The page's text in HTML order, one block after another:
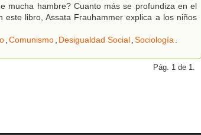
mucha hambre? Cuanto más se profundiza en el
libro, Assata Frauhammer explica a los niños
,Comunismo, Desigualdad Social,Sociología.
Pág. 1 de 1.